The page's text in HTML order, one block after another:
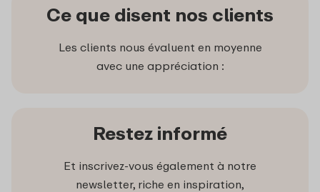
Ce que disent nos clients
Les clients nous évaluent en moyenne
avec une appréciation :
Restez informé
Et inscrivez-vous également à notre
newsletter, riche en inspiration,